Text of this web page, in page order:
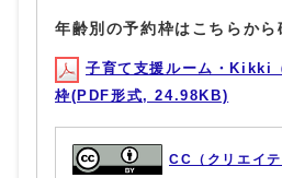
年齢別の予約枠はこちらか
子育て支援ルーム・Kikki
枠(PDF形式, 24.98KB)
CC（クリエイ